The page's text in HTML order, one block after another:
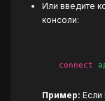
Или введите
консоли:
connect
Пример: